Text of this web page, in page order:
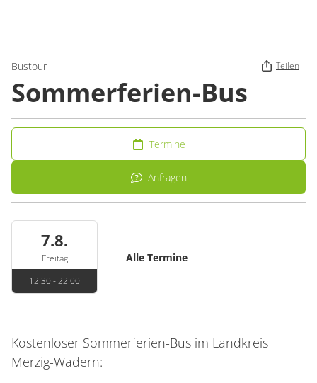
Bustour Teilen
Sommerferien-Bus
Termine
Anfragen
7.8.
Freitag
12:30 - 22:00
Alle Termine
Kostenloser Sommerferien-Bus im Landkreis
Merzig-Wadern: